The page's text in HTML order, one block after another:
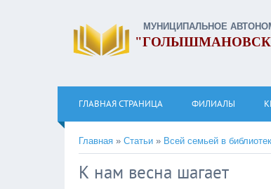
МУНИЦИПАЛЬНОЕ
ГЛАВНАЯ СТРАНИЦА ФИЛИАЛЫ
Главная » Статьи » Всей семьей в
К нам весна шагает